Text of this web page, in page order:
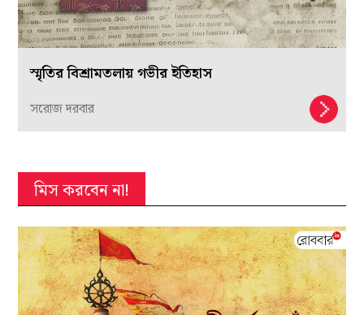
স্মৃতির বিশ্রামতলায় গভীর ইতিহাস
সরোজ দরবার
মিস করবেন না!